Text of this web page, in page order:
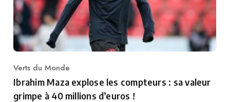
Category
Verts du Monde
Ibrahim Maza explose les compteurs : sa valeur
grimpe à 40 millions d’euros !